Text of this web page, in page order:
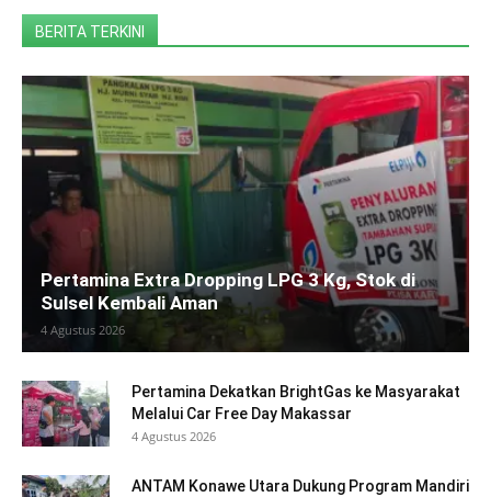
BERITA TERKINI
Pertamina Extra Dropping LPG 3 Kg, Stok di
Sulsel Kembali Aman
4 Agustus 2026
Pertamina Dekatkan BrightGas ke Masyarakat
Melalui Car Free Day Makassar
4 Agustus 2026
ANTAM Konawe Utara Dukung Program Mandiri